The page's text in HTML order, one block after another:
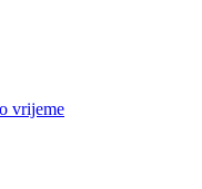
vrijeme